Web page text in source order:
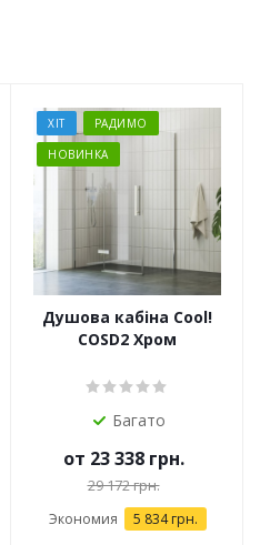
ХІТ
РАДИМО
НОВИНКА
Душова кабіна Cool!
COSD2 Хром
Багато
от 23 338 грн.
29 172 грн.
Экономия 5 834 грн.